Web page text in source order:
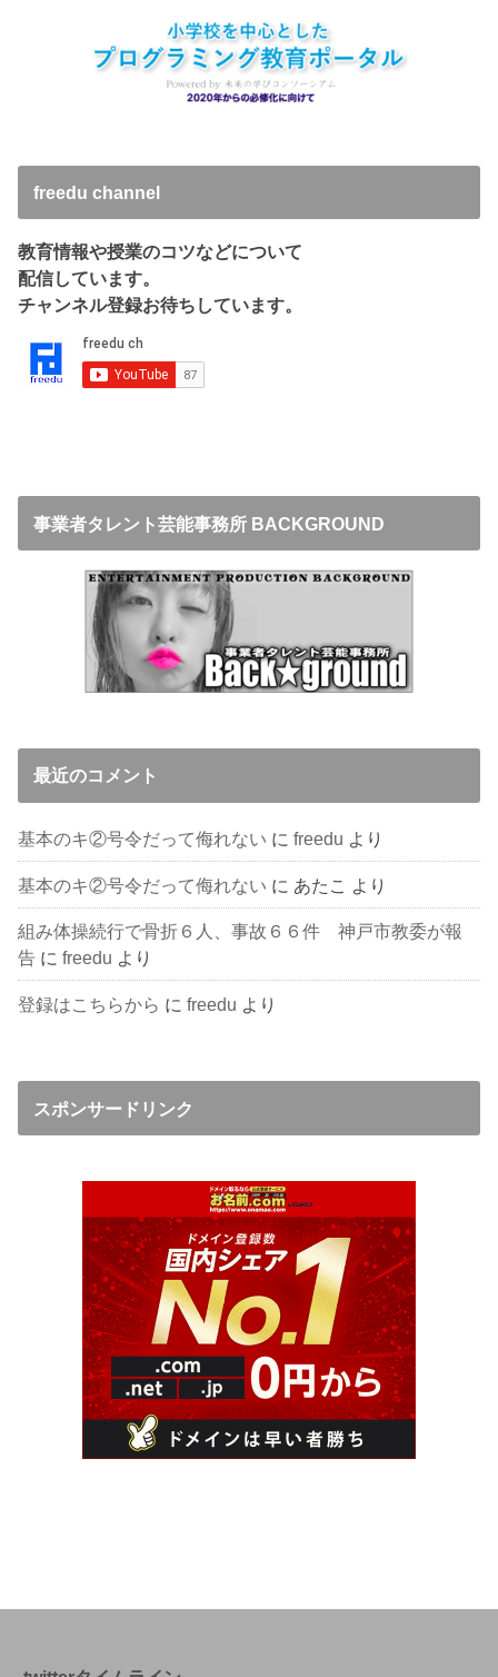
freedu channel
教育情報や授業のコツなどについて
配信しています。
チャンネル登録お待ちしています。
事業者タレント芸能事務所 BACKGROUND
最近のコメント
基本のキ②号令だって侮れない にfreedu より
基本のキ②号令だって侮れない に あたこ より
組み体操続行で骨折６人、事故６６件 神戸市教委が報
告 にfreedu より
登録はこちらから にfreedu より
スポンサードリンク